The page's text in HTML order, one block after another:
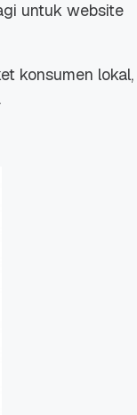
untuk website
konsumen lokal,